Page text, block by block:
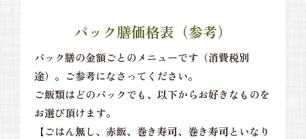
パック膳価格表（参考）
パック膳の金額ごとのメニューです（消費税別
途）。ご参考になさってください。
ご飯類はどのパックでも、以下からお好きなものを
お選び頂けます。
【ごはん無し、赤飯、巻き寿司、巻き寿司といなり